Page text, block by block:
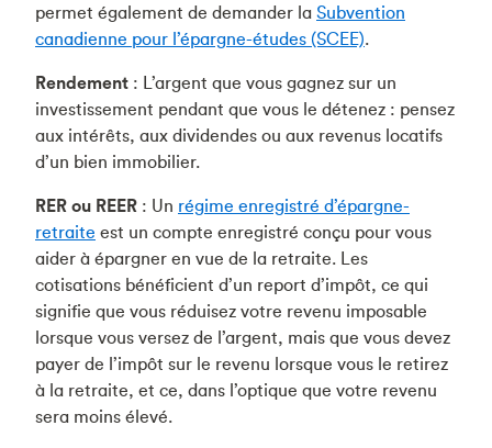
permet également de demander la Subvention
canadienne pour l’épargne-études (SCEE).
Rendement : L’argent que vous gagnez sur un
investissement pendant que vous le détenez : pensez
aux intérêts, aux dividendes ou aux revenus locatifs
d’un bien immobilier.
RER ou REER : Un régime enregistré d’épargne-
retraite est un compte enregistré conçu pour vous
aider à épargner en vue de la retraite. Les
cotisations bénéficient d’un report d’impôt, ce qui
signifie que vous réduisez votre revenu imposable
lorsque vous versez de l’argent, mais que vous devez
payer de l’impôt sur le revenu lorsque vous le retirez
à la retraite, et ce, dans l’optique que votre revenu
sera moins élevé.